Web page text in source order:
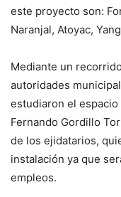
este proyecto son:
Naranjal, Atoyac,
Mediante un
autoridades
estudiaron el
Fernando Gordillo
de los ejidatarios,
instalación ya que
empleos.